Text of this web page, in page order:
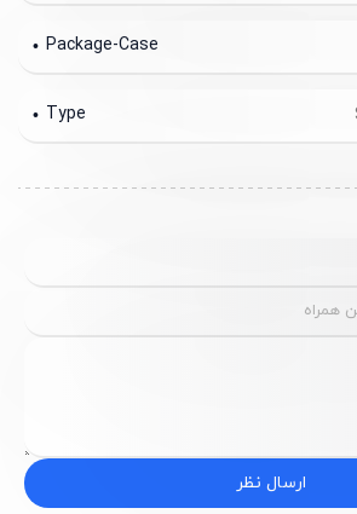
Package-Case
Type
ارسال نظر